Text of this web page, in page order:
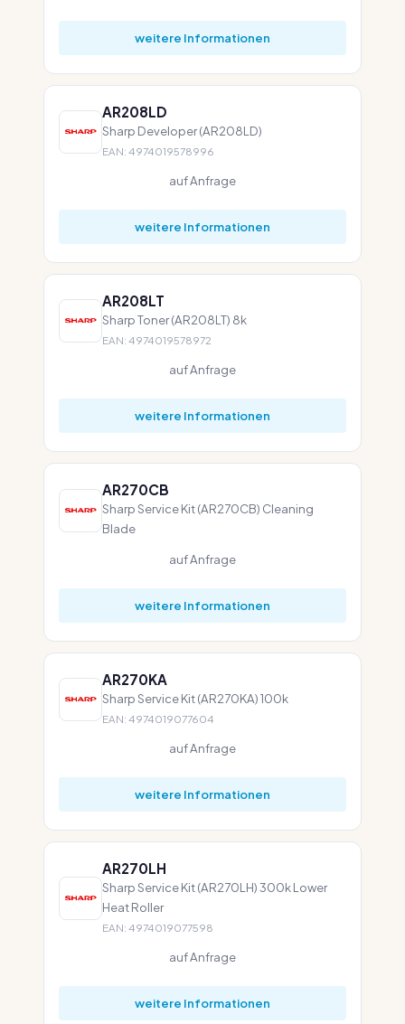
weitere Informationen
AR208LD
Sharp Developer (AR208LD)
EAN: 4974019578996
auf Anfrage
weitere Informationen
AR208LT
Sharp Toner (AR208LT) 8k
EAN: 4974019578972
auf Anfrage
weitere Informationen
AR270CB
Sharp Service Kit (AR270CB) Cleaning
Blade
auf Anfrage
weitere Informationen
AR270KA
Sharp Service Kit (AR270KA) 100k
EAN: 4974019077604
auf Anfrage
weitere Informationen
AR270LH
Sharp Service Kit (AR270LH) 300k Lower
Heat Roller
EAN: 4974019077598
auf Anfrage
weitere Informationen